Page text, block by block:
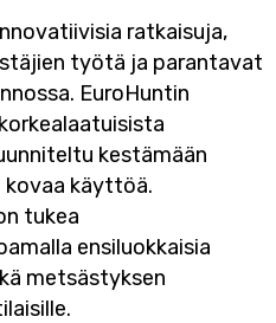
ratkaisuja,
työtä ja parantavat
EuroHuntin
kestämään
kovaa käyttöä.
tukea
ensiluokkaisia
metsästyksen